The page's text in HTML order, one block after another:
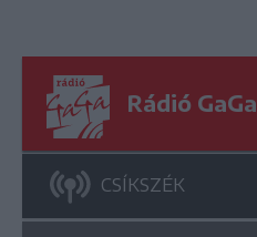
Rádió GaGa
CSÍKSZÉK